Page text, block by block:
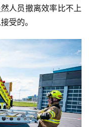
人员撤离效率比不上
受的。